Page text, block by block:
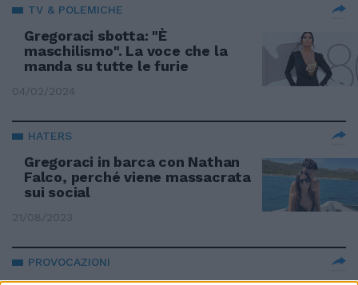
TV & POLEMICHE
Gregoraci sbotta: "È
maschilismo". La voce che la
manda su tutte le furie
04/02/2024
HATERS
Gregoraci in barca con Nathan
Falco, perché viene massacrata
sui social
21/08/2023
PROVOCAZIONI